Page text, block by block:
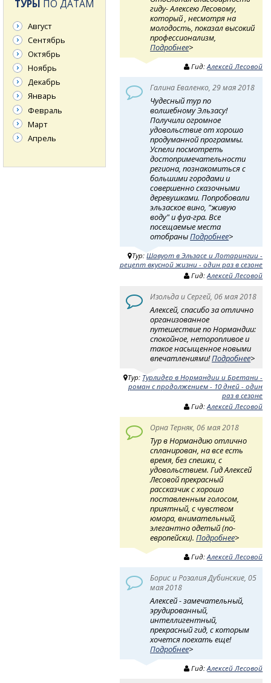
гиду- Алексею Лесовому,
который , несмотря на
молодость, показал высокий
профессионализм,
Подробнее>
Гид:Алексей Лесовой
Галина Еваленко, 29 мая 2018
Чудесный тур по
волшебному Эльзасу!
Получили огромное
удовольствие от хорошо
продуманной программы.
Успели посмотреть
достопримечательности
региона, познакомиться с
большими городами и
совершенно сказочными
деревушками. Попробовали
эльзаское вино, "живую
воду" и фуа-гра. Все
посещаемые места
отобраныПодробнее>
Тур:Шавуот в Эльзасе и Лотарингии -
рецепт вкусной жизни - один раз в сезоне
Гид:Алексей Лесовой
Изольда и Сергей, 06 мая 2018
Алексей, спасибо за отлично
организованное
путешествие по Нормандии:
спокойное, неторопливое и
такое насыщенное новыми
впечатлениями!Подробнее>
Тур: Турлидер в Нормандии и Бретани -
роман с продолжением - 10 дней - один
раз в сезоне
Гид:Алексей Лесовой
Орна Терняк, 06 мая 2018
Тур в Нормандию отлично
спланирован, на все есть
время, без спешки, с
удовольствием. Гид Алексей
Лесовой прекрасный
рассказчик с хорошо
поставленным голосом,
приятный, с чувством
юмора, внимательный,
элегантно одетый (по-
европейски).Подробнее>
Гид:Алексей Лесовой
Борис и Розалия Дубинские, 05
мая 2018
Алексей - замечательный,
эрудированный,
интеллигентный,
прекрасный гид, с которым
хочется поехать еще!
Подробнее>
Гид:Алексей Лесовой
ТУРЫ ПО ДАТАМ
Август
Сентябрь
Октябрь
Ноябрь
Декабрь
Январь
Февраль
Март
Апрель